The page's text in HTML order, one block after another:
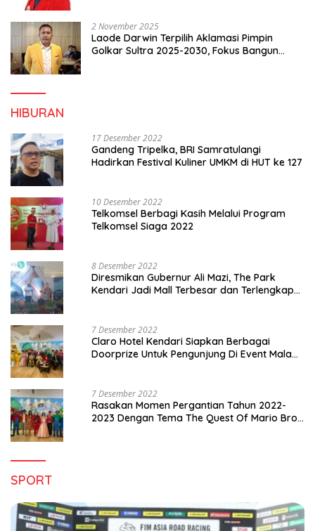
2 November 2025
Laode Darwin Terpilih Aklamasi Pimpin
Golkar Sultra 2025-2030, Fokus Bangun
HIBURAN
17 Desember 2022
Gandeng Tripelka, BRI Samratulangi
Hadirkan Festival Kuliner UMKM di HUT ke 127
10 Desember 2022
Telkomsel Berbagi Kasih Melalui Program
Telkomsel Siaga 2022
8 Desember 2022
Diresmikan Gubernur Ali Mazi, The Park
Kendari Jadi Mall Terbesar dan Terlengkap
7 Desember 2022
Claro Hotel Kendari Siapkan Berbagai
Doorprize Untuk Pengunjung Di Event Malam
7 Desember 2022
Rasakan Momen Pergantian Tahun 2022-
2023 Dengan Tema The Quest Of Mario Bros
SPORT